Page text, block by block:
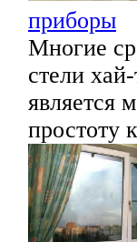
приборы
Многие
стели
является
простоту